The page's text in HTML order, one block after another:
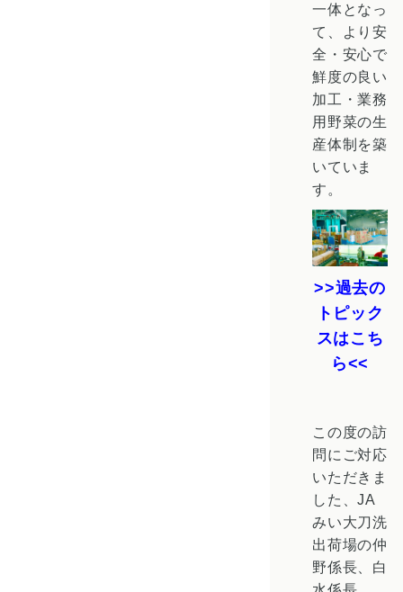
一体となっ
て、より安
全・安心で
鮮度の良い
加工・業務
用野菜の生
産体制を築
いていま
す。
過去の
トピック
スはこち
ら
この度の訪
問にご対応
いただきま
した、JA
みい大刀洗
出荷場の仲
野係長、白